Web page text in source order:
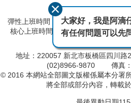
彈性上班時間：AM8:00~09:00 彈
核心上班時間：星期一 ~ 星期五
地址：220057 新北市板橋區四川路
(02)8966-9870 傳真：
© 2016 本網站全部圖文版權係屬本分署
將全部或部分內容，轉載
大家好，我是阿滴
有任何問題可以先